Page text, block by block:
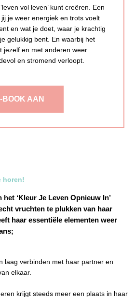
vol leven’ kunt creëren. Een
je weer energiek en trots voelt
en wat je doet, waar je krachtig
gelukkig bent. En waarbij het
jezelf en met anderen weer
en stromend verloopt.
AAN
horen!
het ‘Kleur Je Leven Opnieuw In’
vruchten te plukken van haar
haar essentiële elementen weer
laag verbinden met haar partner en
elkaar.
krijgt steeds meer een plaats in haar